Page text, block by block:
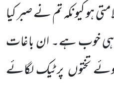
ہو کیونکہ تم نے صبر کیا
ہی خوب ہے۔ ان باغات
تختوں پرٹیک لگائے